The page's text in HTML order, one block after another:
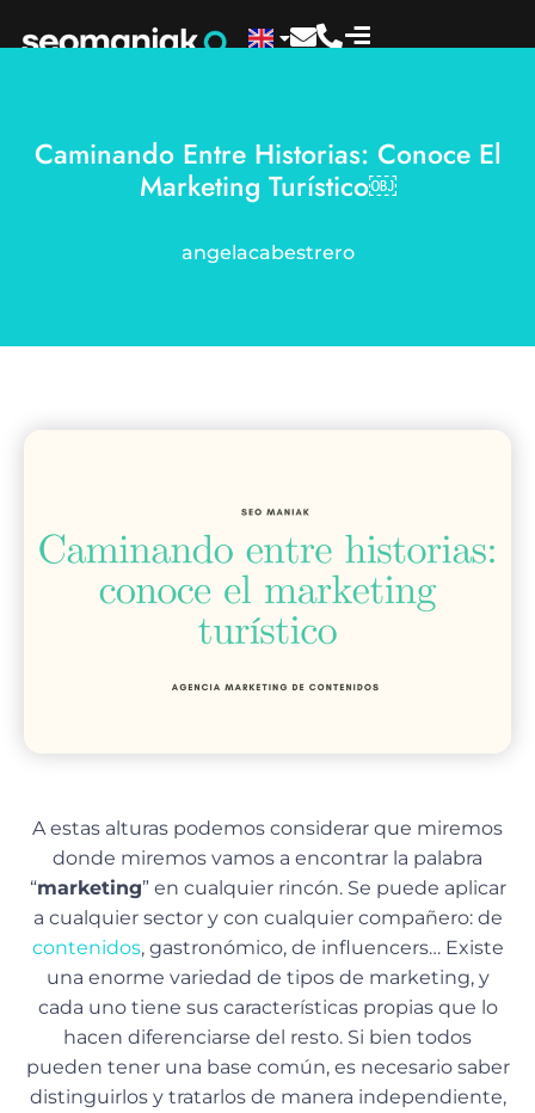
Caminando Entre Historias: Conoce El
Marketing Turístico￼
angelacabestrero
A estas alturas podemos considerar que miremos
donde miremos vamos a encontrar la palabra
“marketing” en cualquier rincón. Se puede aplicar
a cualquier sector y con cualquier compañero: de
contenidos, gastronómico, de influencers… Existe
una enorme variedad de tipos de marketing, y
cada uno tiene sus características propias que lo
hacen diferenciarse del resto. Si bien todos
pueden tener una base común, es necesario saber
distinguirlos y tratarlos de manera independiente,